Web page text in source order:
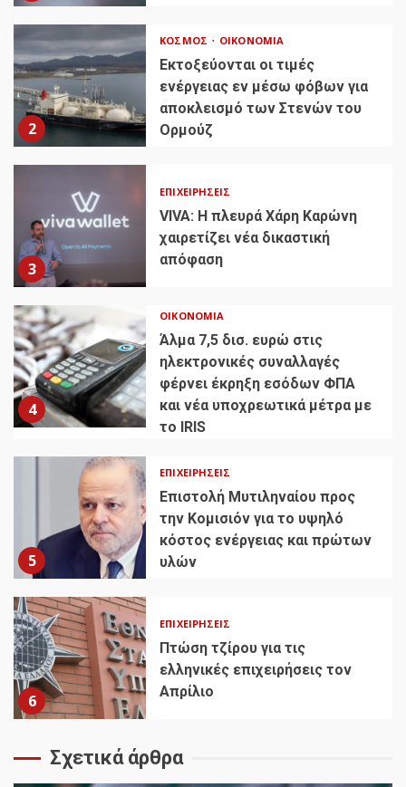
2
ΚΌΣΜΟΣ ΟΙΚΟΝΟΜΊΑ
Εκτοξεύονται οι τιμές
ενέργειας εν μέσω φόβων για
αποκλεισμό των Στενών του
Ορμούζ
3
ΕΠΙΧΕΙΡΉΣΕΙΣ
VIVA: Η πλευρά Χάρη Καρώνη
χαιρετίζει νέα δικαστική
απόφαση
4
ΟΙΚΟΝΟΜΊΑ
Άλμα 7,5 δισ. ευρώ στις
ηλεκτρονικές συναλλαγές
φέρνει έκρηξη εσόδων ΦΠΑ
και νέα υποχρεωτικά μέτρα με
το IRIS
5
ΕΠΙΧΕΙΡΉΣΕΙΣ
Επιστολή Μυτιληναίου προς
την Κομισιόν για το υψηλό
κόστος ενέργειας και πρώτων
υλών
6
ΕΠΙΧΕΙΡΉΣΕΙΣ
Πτώση τζίρου για τις
ελληνικές επιχειρήσεις τον
Απρίλιο
Σχετικά άρθρα